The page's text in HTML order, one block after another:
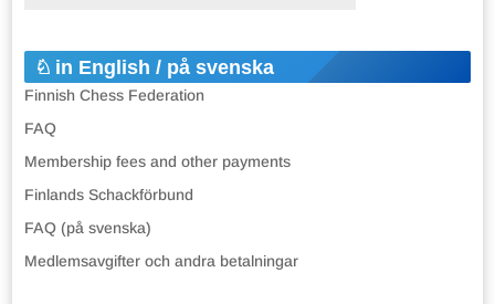
in English / på svenska
Finnish Chess Federation
FAQ
Membership fees and other payments
Finlands Schackförbund
FAQ (på svenska)
Medlemsavgifter och andra betalningar